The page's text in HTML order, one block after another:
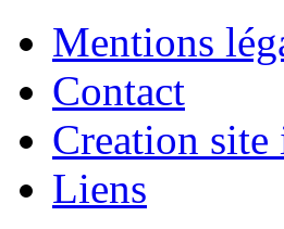
Mentions
Contact
Creation site
Liens